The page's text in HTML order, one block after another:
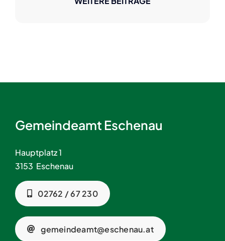
Gemeindeamt Eschenau
Hauptplatz 1
3153 Eschenau
02762 / 67 230
gemeindeamt@eschenau.at